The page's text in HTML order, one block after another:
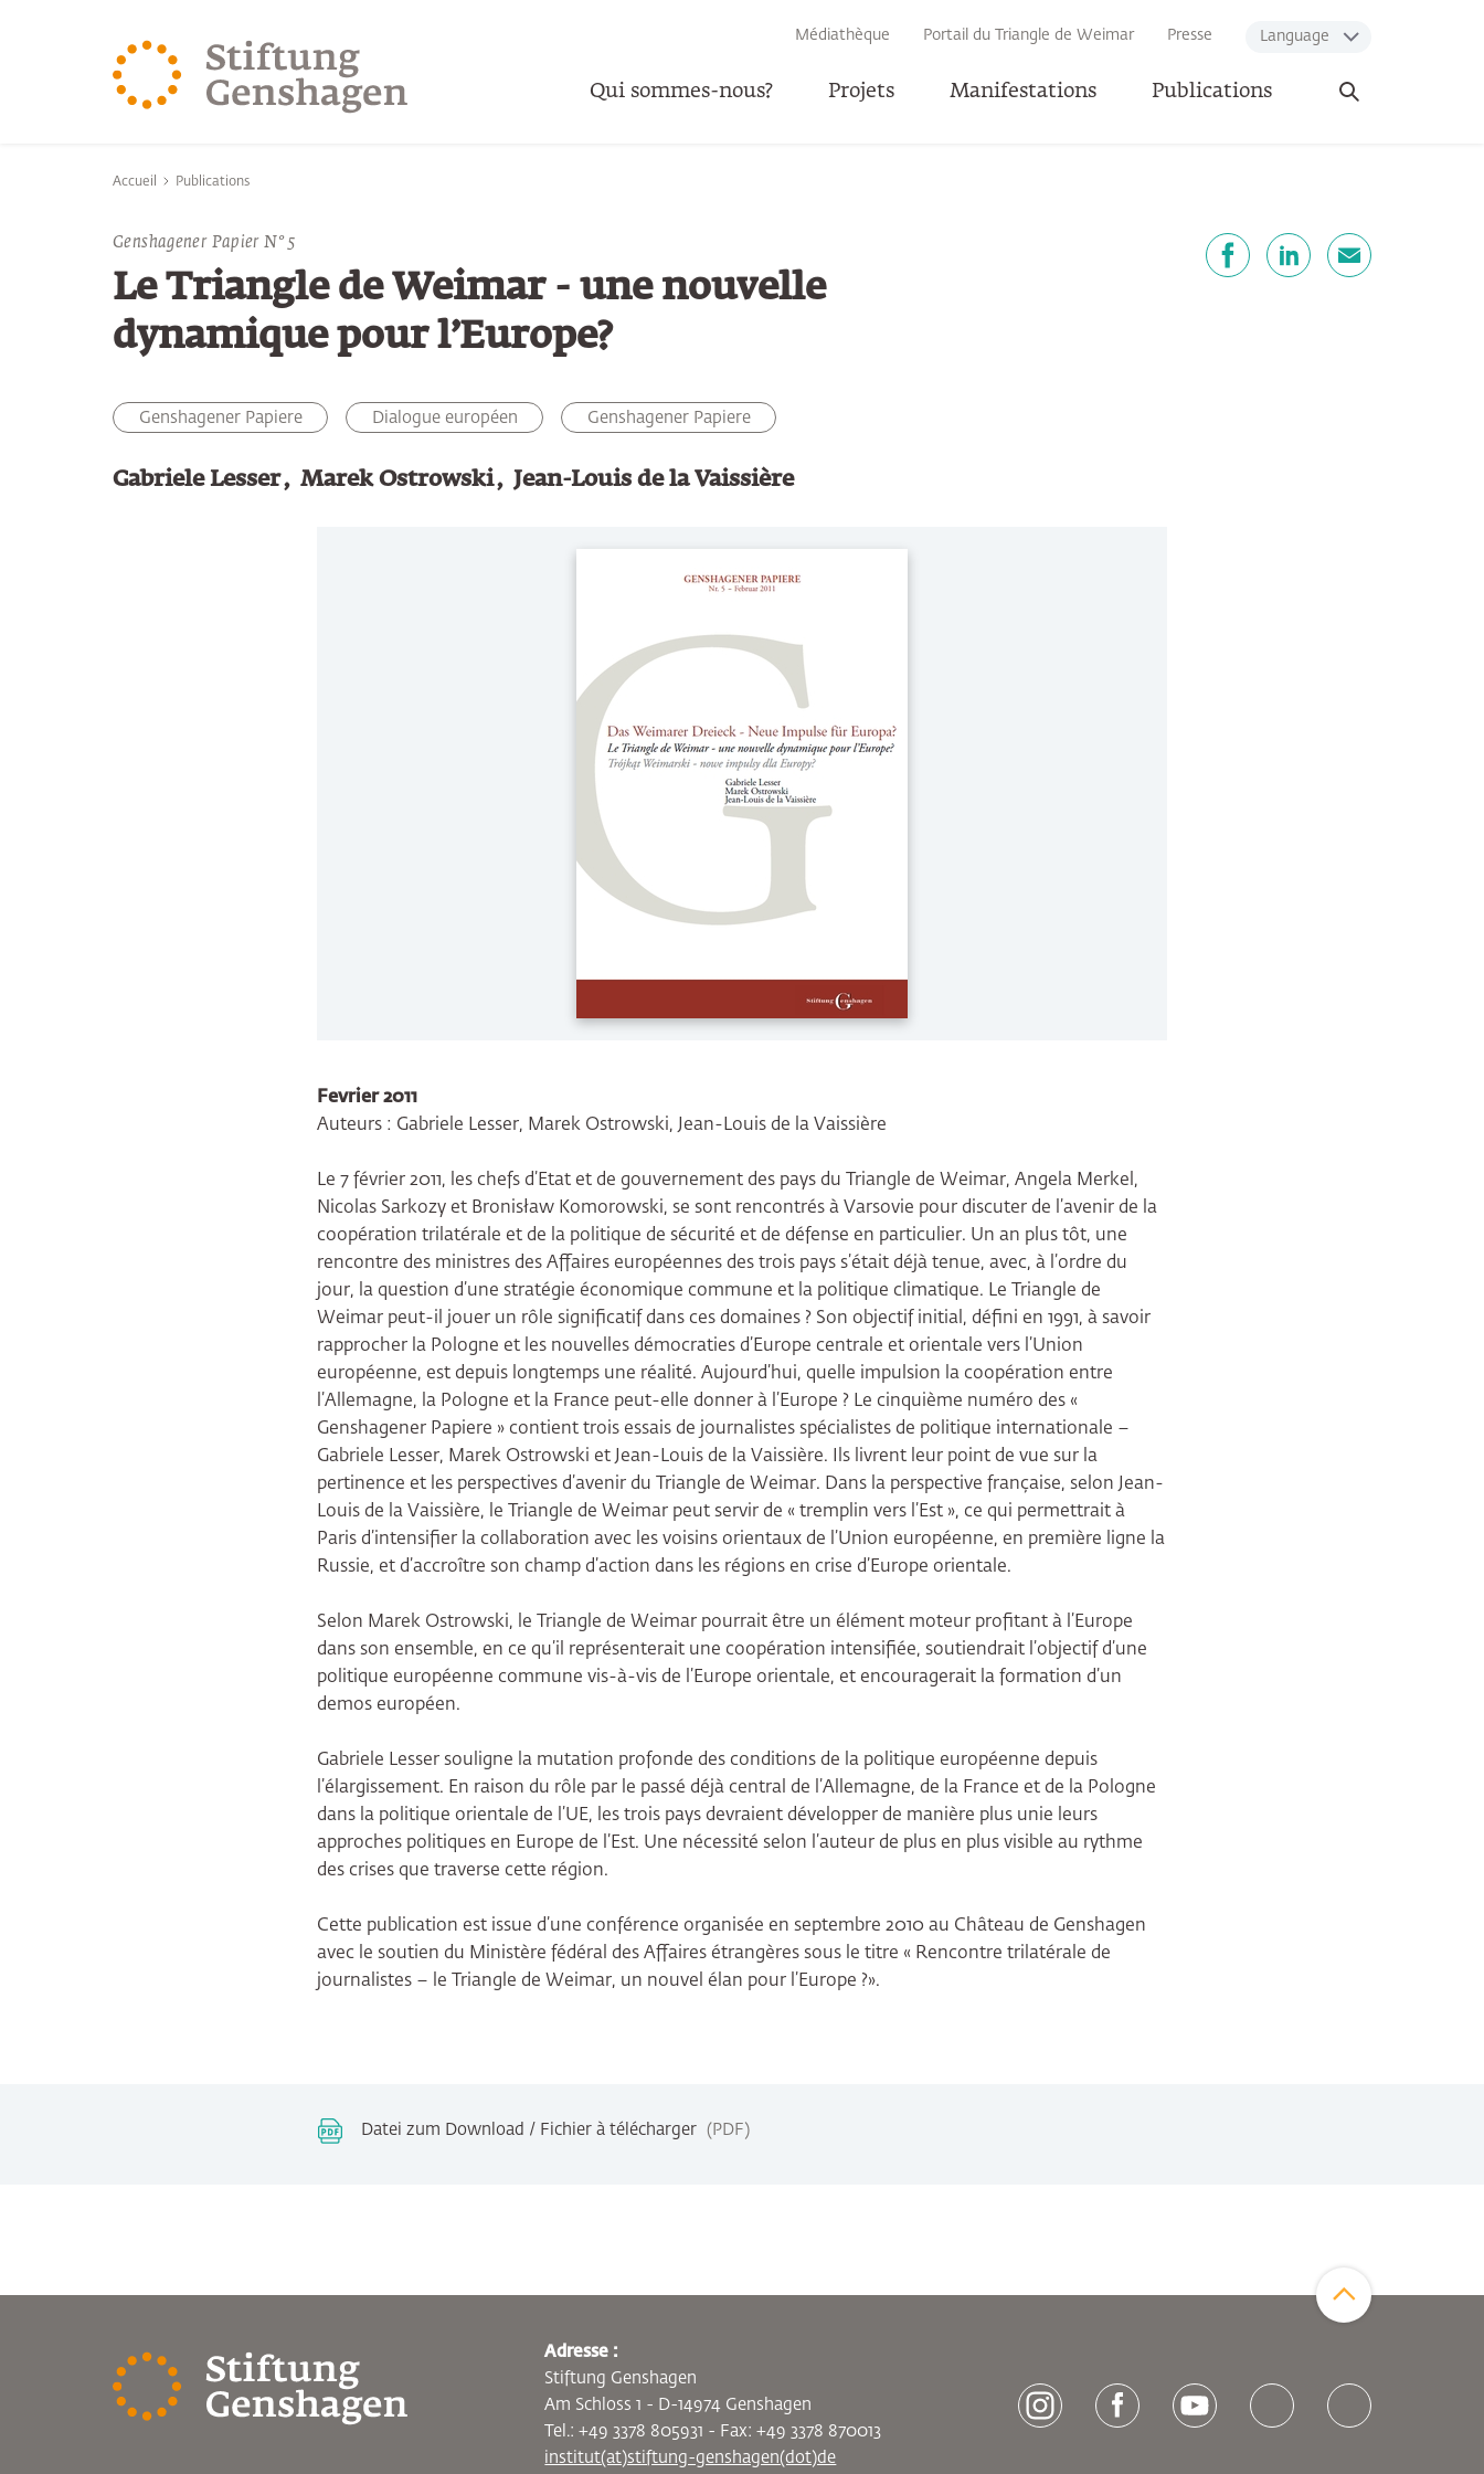
Médiathèque Portail du Triangle de Weimar Presse Language
Qui sommes-nous? Projets Manifestations Publications
Ouvrir
la
Vous êtes ici:
Accueil Publications
Genshagener Papier N° 5
Le Triangle de Weimar - une nouvelle
dynamique pour l’Europe?
Genshagener Papiere Dialogue européen Genshagener Papiere
Gabriele Lesser Marek Ostrowski Jean-Louis de la Vaissière
Fevrier 2011
Auteurs : Gabriele Lesser, Marek Ostrowski, Jean-Louis de la Vaissière
Le 7 février 2011, les chefs d’Etat et de gouvernement des pays du Triangle de Weimar, Angela Merkel,
Nicolas Sarkozy et Bronisław Komorowski, se sont rencontrés à Varsovie pour discuter de l’avenir de la
coopération trilatérale et de la politique de sécurité et de défense en particulier. Un an plus tôt, une
rencontre des ministres des Affaires européennes des trois pays s’était déjà tenue, avec, à l’ordre du
jour, la question d’une stratégie économique commune et la politique climatique. Le Triangle de
Weimar peut-il jouer un rôle significatif dans ces domaines ? Son objectif initial, défini en 1991, à savoir
rapprocher la Pologne et les nouvelles démocraties d’Europe centrale et orientale vers l’Union
européenne, est depuis longtemps une réalité. Aujourd’hui, quelle impulsion la coopération entre
l’Allemagne, la Pologne et la France peut-elle donner à l’Europe ? Le cinquième numéro des «
Genshagener Papiere » contient trois essais de journalistes spécialistes de politique internationale –
Gabriele Lesser, Marek Ostrowski et Jean-Louis de la Vaissière. Ils livrent leur point de vue sur la
pertinence et les perspectives d’avenir du Triangle de Weimar. Dans la perspective française, selon Jean-
Louis de la Vaissière, le Triangle de Weimar peut servir de « tremplin vers l’Est », ce qui permettrait à
Paris d’intensifier la collaboration avec les voisins orientaux de l’Union européenne, en première ligne la
Russie, et d’accroître son champ d’action dans les régions en crise d’Europe orientale.
Selon Marek Ostrowski, le Triangle de Weimar pourrait être un élément moteur profitant à l’Europe
dans son ensemble, en ce qu’il représenterait une coopération intensifiée, soutiendrait l’objectif d’une
politique européenne commune vis-à-vis de l’Europe orientale, et encouragerait la formation d’un
demos européen.
Gabriele Lesser souligne la mutation profonde des conditions de la politique européenne depuis
l’élargissement. En raison du rôle par le passé déjà central de l’Allemagne, de la France et de la Pologne
dans la politique orientale de l’UE, les trois pays devraient développer de manière plus unie leurs
approches politiques en Europe de l’Est. Une nécessité selon l’auteur de plus en plus visible au rythme
des crises que traverse cette région.
Cette publication est issue d’une conférence organisée en septembre 2010 au Château de Genshagen
avec le soutien du Ministère fédéral des Affaires étrangères sous le titre « Rencontre trilatérale de
journalistes – le Triangle de Weimar, un nouvel élan pour l’Europe ?».
Datei zum Download / Fichier à télécharger PDF
[socialLinksTitle]
Adresse :
Stiftung Genshagen
Am Schloss 1 - D-14974 Genshagen
Tel.: +49 3378 805931 - Fax: +49 3378 870013
institut(at)stiftung-genshagen(dot)de